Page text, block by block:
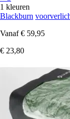
1 kleuren
Blackburn
Vanaf € 59,95
€ 23,80